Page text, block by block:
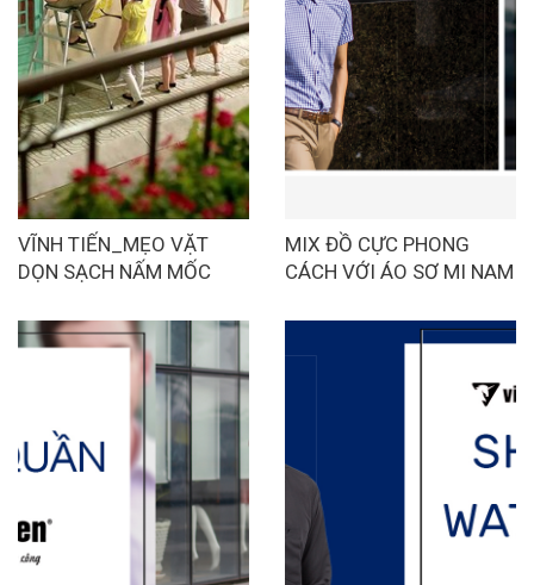
VĨNH TIẾN_MẸO VẶT
DỌN SẠCH NẤM MỐC
TƯƠM ĐÓN TẾT
MIX ĐỒ CỰC PHONG
CÁCH VỚI ÁO SƠ MI NAM